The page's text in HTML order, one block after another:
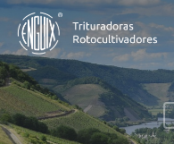
Skip
to
main
content